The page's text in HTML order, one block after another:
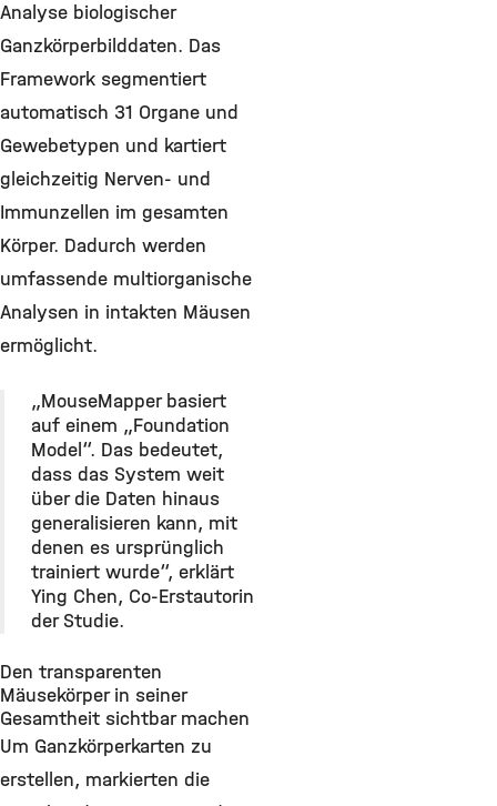
Analyse biologischer
Ganzkörperbilddaten. Das
Framework segmentiert
automatisch 31 Organe und
Gewebetypen und kartiert
gleichzeitig Nerven- und
Immunzellen im gesamten
Körper. Dadurch werden
umfassende multiorganische
Analysen in intakten Mäusen
ermöglicht.
„MouseMapper basiert
auf einem „Foundation
Model“. Das bedeutet,
dass das System weit
über die Daten hinaus
generalisieren kann, mit
denen es ursprünglich
trainiert wurde“, erklärt
Ying Chen, Co-Erstautorin
der Studie.
Den transparenten
Mäusekörper in seiner
Gesamtheit sichtbar machen
Um Ganzkörperkarten zu
erstellen, markierten die